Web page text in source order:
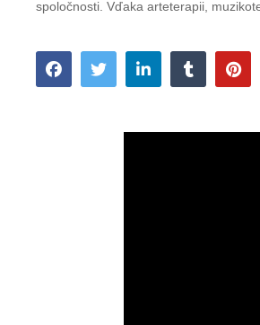
spoločnosti. Vďaka arteterapii,